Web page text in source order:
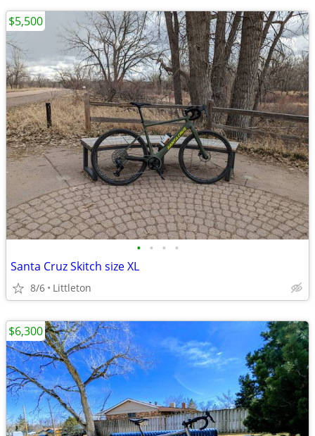
• • • •
Santa Cruz Skitch size XL
8/6 Littleton
$5,500
$6,300